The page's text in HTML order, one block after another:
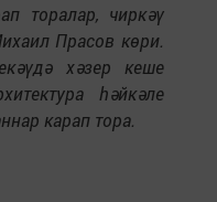
торалар, чиркәү
Прасов көри.
хәзер кеше
һәйкәле
карап тора.